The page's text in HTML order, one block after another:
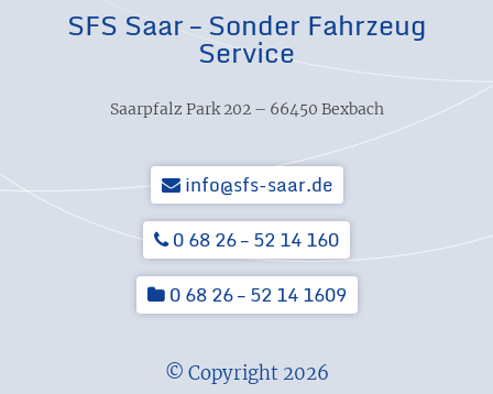
SFS Saar – Sonder Fahrzeug
Service
Saarpfalz Park 202 – 66450 Bexbach
info@sfs-saar.de
0 68 26 – 52 14 160
0 68 26 – 52 14 1609
© Copyright 2026